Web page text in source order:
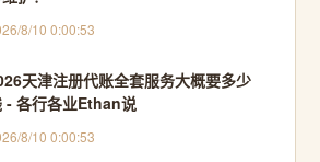
8/10 0:00:53
天津注册代账全套服务大概要多少
- 各行各业Ethan说
8/10 0:00:53